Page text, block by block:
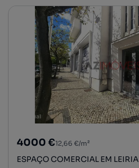
4000 €12,66 €/m²
ESPAÇO COMERCIAL EM LEIRIA